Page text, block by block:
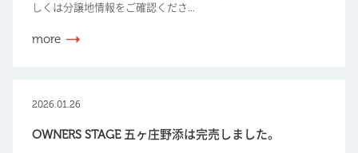
しくは分譲地情報をご確認くださ...
more
2026.01.26
OWNERS STAGE 五ヶ庄野添は完売しました。